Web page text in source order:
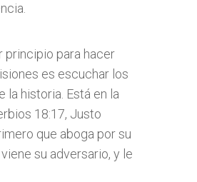
principio para hacer
es escuchar los
la historia. Está en la
18:17, Justo
que aboga por su
su adversario, y le